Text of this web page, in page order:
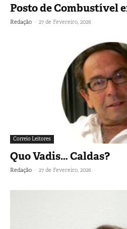
Posto de Combustível
Redação - 27 de Fevereiro, 2026
Correio Leitores
Quo Vadis… Caldas?
Redação - 27 de Fevereiro, 2026